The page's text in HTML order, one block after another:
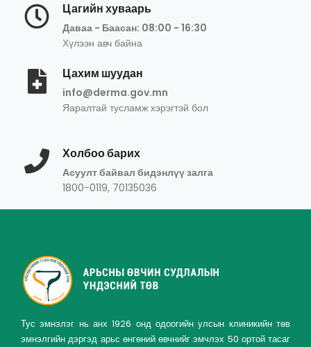
Цагийн хуваарь
Даваа - Баасан: 08:00 - 16:30
Хүлээн авч байна
Цахим шуудан
info@derma.gov.mn
Яаралтай тусламж хэрэгтэй бол
Холбоо барих
Асуулт байвал бидэнлүү залга
1800-0119, 70135036
Тус эмнэлэг нь анх 1926 онд одоогийн улсын клиникийн төв
эмнэлгийн дэргэд арьс өнгөний өвчнийг эмчлэх 50 ортой тасаг